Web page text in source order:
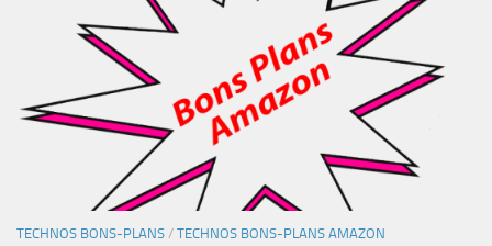
TECHNOS BONS-PLANS / TECHNOS BONS-PLANS AMAZON